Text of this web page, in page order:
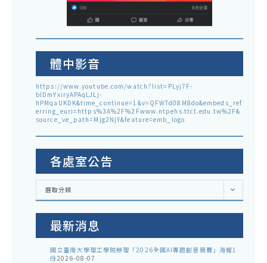
體中影音
https://www.youtube.com/watch?list=PLyj7F-
blDmYxiryAPAqLJLj-
hPMqaUKDK&time_continue=1&v=QFWTd08M8do&embeds_ref
erring_euri=https%3A%2F%2Fwww.ntpehs.ttct.edu.tw%2F&
source_ve_path=Mjg2NjY&feature=emb_logo
各處室公告
各
室
選取分類
最新消息
國立臺南大學理工學院辦理「2026全國AI專題創意競賽」海報1
份2026-08-07